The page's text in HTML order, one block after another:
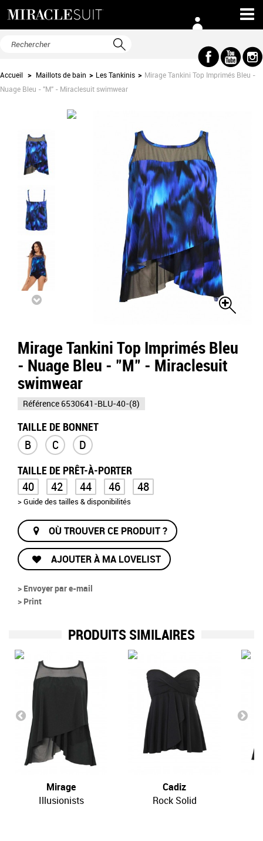
Accueil > Maillots de bain > Les Tankinis > Mirage Tankini Top Imprimés Bleu -
Nuage Bleu - "M" - Miraclesuit swimwear
Mirage Tankini Top Imprimés Bleu
- Nuage Bleu - "M" - Miraclesuit
swimwear
Référence 6530641-BLU-40-(8)
TAILLE DE BONNET
B C D
TAILLE DE PRÊT-À-PORTER
40 42 44 46 48
> Guide des tailles & disponibilités
OÙ TROUVER CE PRODUIT ?
AJOUTER À MA LOVELIST
> Envoyer par e-mail
> Print
PRODUITS SIMILAIRES
Mirage
Illusionists
Cadiz
Rock Solid